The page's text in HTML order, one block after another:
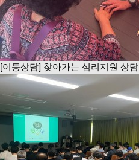
[이동상담] 찾아가는 심리지원 상담